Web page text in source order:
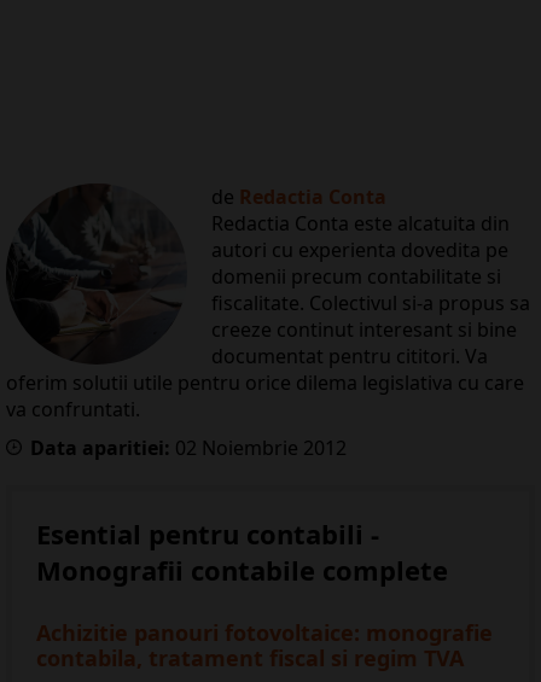
de Redactia Conta
Redactia Conta este alcatuita din
autori cu experienta dovedita pe
domenii precum contabilitate si
fiscalitate. Colectivul si-a propus sa
creeze continut interesant si bine
documentat pentru cititori. Va
oferim solutii utile pentru orice dilema legislativa cu care
va confruntati.
Data aparitiei: 02 Noiembrie 2012
Esential pentru contabili -
Monografii contabile complete
Achizitie panouri fotovoltaice: monografie
contabila, tratament fiscal si regim TVA